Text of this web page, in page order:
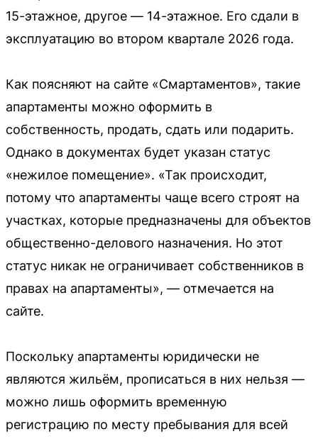
15-этажное, другое — 14-этажное. Его сдали в
эксплуатацию во втором квартале 2026 года.
Как поясняют на сайте «Смартаментов», такие
апартаменты можно оформить в
собственность, продать, сдать или подарить.
Однако в документах будет указан статус
«нежилое помещение». «Так происходит,
потому что апартаменты чаще всего строят на
участках, которые предназначены для объектов
общественно-делового назначения. Но этот
статус никак не ограничивает собственников в
правах на апартаменты», — отмечается на
сайте.
Поскольку апартаменты юридически не
являются жильём, прописаться в них нельзя —
можно лишь оформить временную
регистрацию по месту пребывания для всей